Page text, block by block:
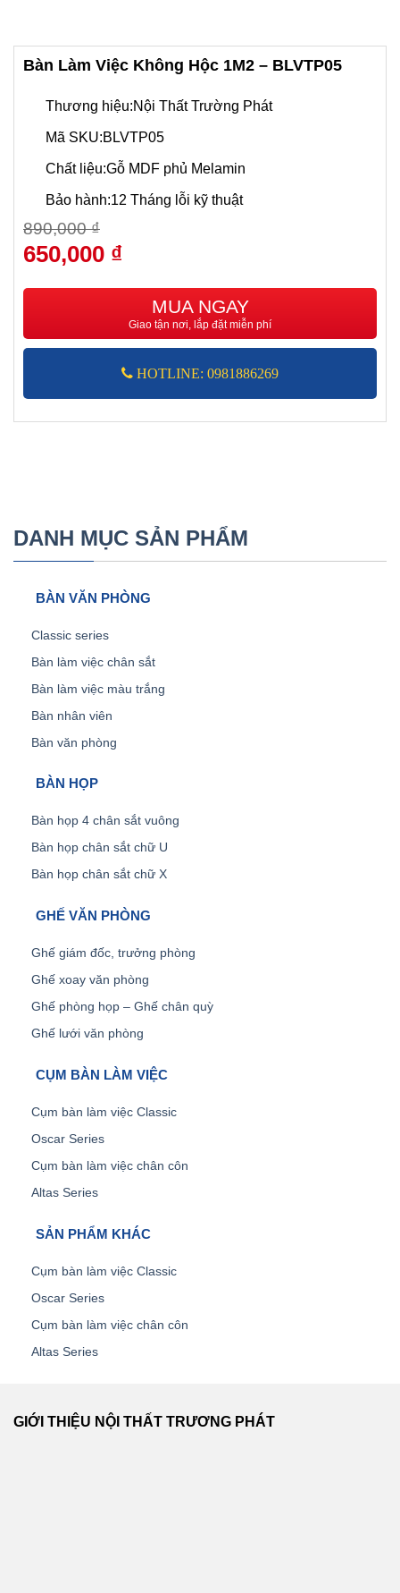
Bàn Làm Việc Không Hộc 1M2 – BLVTP05
Thương hiệu:Nội Thất Trường Phát
Mã SKU:BLVTP05
Chất liệu:Gỗ MDF phủ Melamin
Bảo hành:12 Tháng lỗi kỹ thuật
890,000₫
Giá
gốc
là:
650,000 ₫Giá
tại
650,000 ₫.
MUA NGAY
Giao tận nơi, lắp đặt miễn phí
HOTLINE: 0981886269
DANH MỤC SẢN PHẨM
BÀN VĂN PHÒNG
Classic series
Bàn làm việc chân sắt
Bàn làm việc màu trắng
Bàn nhân viên
Bàn văn phòng
BÀN HỌP
Bàn họp 4 chân sắt vuông
Bàn họp chân sắt chữ U
Bàn họp chân sắt chữ X
GHẾ VĂN PHÒNG
Ghế giám đốc, trưởng phòng
Ghế xoay văn phòng
Ghế phòng họp – Ghế chân quỳ
Ghế lưới văn phòng
CỤM BÀN LÀM VIỆC
Cụm bàn làm việc Classic
Oscar Series
Cụm bàn làm việc chân côn
Altas Series
SẢN PHẨM KHÁC
Cụm bàn làm việc Classic
Oscar Series
Cụm bàn làm việc chân côn
Altas Series
GIỚI THIỆU NỘI THẤT TRƯƠNG PHÁT